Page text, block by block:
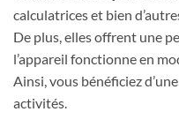
calculatrices et bien
De plus, elles offrent une
l’appareil fonctionne en
Ainsi, vous bénéficiez
activités.